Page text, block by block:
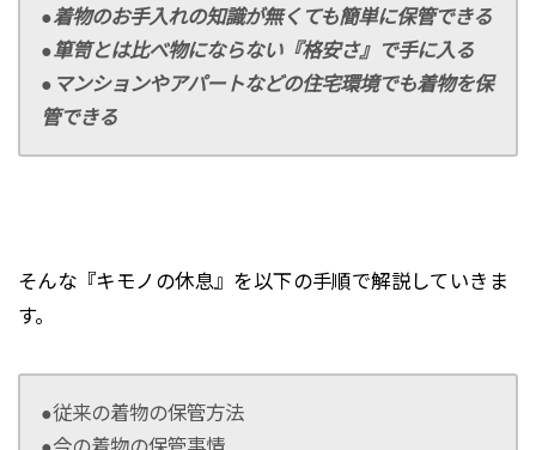
●着物のお手入れの知識が無くても簡単に保管できる
●箪笥とは比べ物にならない『格安さ』で手に入る
●マンションやアパートなどの住宅環境でも着物を保
管できる
そんな『キモノの休息』を以下の手順で解説していきま
す。
●従来の着物の保管方法